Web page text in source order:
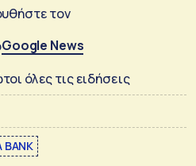
τον
Google News
όλες τις ειδήσεις
BANK